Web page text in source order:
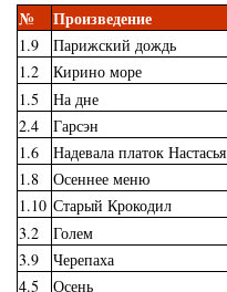
№ Произведение
1.9 Парижский дождь
1.2
Кирино море
1.5
На дне
2.4
Гарсэн
1.6
Надевала платок Настасья
1.8
Осеннее меню
1.10 Старый Крокодил
3.2
Голем
3.9
Черепаха
4.5
Осень